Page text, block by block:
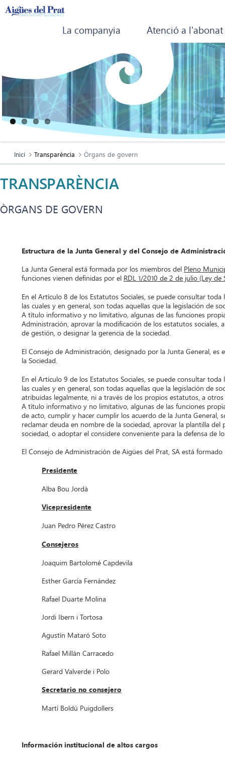
La companyia Atenció a l'abonat
Inici Transparència Òrgans de govern
TRANSPARÈNCIA
ÒRGANS DE GOVERN
Estructura de la Junta General y del Consejo de
La Junta General está formada por los miembros del Pleno
funciones vienen definidas por el RDL 1/2010 de 2 de julio (Ley de
En el Artículo 8 de los Estatutos Sociales, se puede consultar
las cuales y en general, son todas aquellas que la legislación de
A título informativo y no limitativo, algunas de las funciones
Administración, aprovar la modificación de los estatutos
de gestión, o designar la gerencia de la sociedad.
El Consejo de Administración, designado por la Junta General,
la Sociedad.
En el Artículo 9 de los Estatutos Sociales, se puede consultar
las cuales y en general, son todas aquellas que la legislación de
atribuidas legalmente, ni a través de los propios estatutos, a
A título informativo y no limitativo, algunas de las funciones
de acto, cumplir y hacer cumplir los acuerdo de la Junta General,
reclamar deuda en nombre de la sociedad, aprovar la plantilla
sociedad, o adoptar el considere conveniente para la defensa de
El Consejo de Administración de Aigües del Prat, SA está
Presidente
Alba Bou Jordà
Vicepresidente
Juan Pedro Pérez Castro
Consejeros
Joaquim Bartolomé Capdevila
Esther García Fernández
Rafael Duarte Molina
Jordi Ibern i Tortosa
Agustín Mataró Soto
Rafael Millán Carracedo
Gerard Valverde i Polo
Secretario no consejero
Martí Boldú Puigdollers
Información institucional de altos cargos